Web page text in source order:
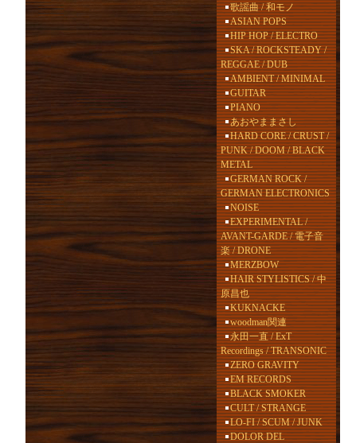
歌謡曲 / 和モノ
ASIAN POPS
HIP HOP / ELECTRO
SKA / ROCKSTEADY /
REGGAE / DUB
AMBIENT / MINIMAL
GUITAR
PIANO
あおやままさし
HARD CORE / CRUST /
PUNK / DOOM / BLACK
METAL
GERMAN ROCK /
GERMAN ELECTRONICS
NOISE
EXPERIMENTAL /
AVANT-GARDE / 電子音
楽 / DRONE
MERZBOW
HAIR STYLISTICS / 中
原昌也
KUKNACKE
woodman関連
永田一直 / ExT
Recordings / TRANSONIC
ZERO GRAVITY
EM RECORDS
BLACK SMOKER
CULT / STRANGE
LO-FI / SCUM / JUNK
DOLOR DEL